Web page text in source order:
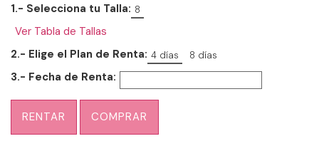
1.- Selecciona tu Talla: 8
Ver Tabla de Tallas
2.- Elige el Plan de Renta: 4 días 8 días
3.- Fecha de Renta:
RENTAR COMPRAR